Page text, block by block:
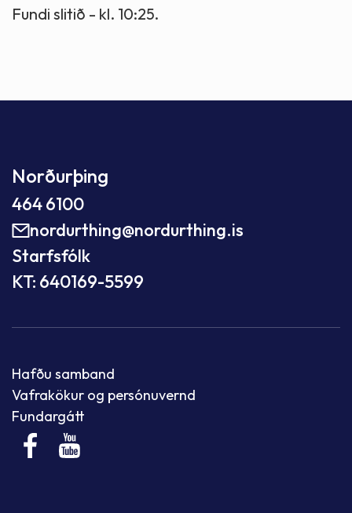
Fundi slitið - kl. 10:25.
Norðurþing
464 6100
nordurthing@nordurthing.is
Starfsfólk
KT: 640169-5599
Hafðu samband
Vafrakökur og persónuvernd
Fundargátt